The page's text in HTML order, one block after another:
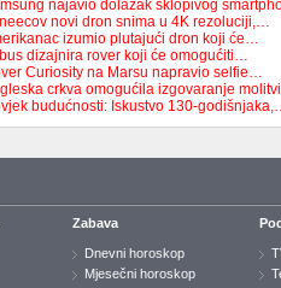
najavio dolazak sklopivog
novi dron snima u 4K rezoluciji,…
izumio plutajući dron koji će…
dizajnira rover koji će omogućiti…
Curiosity na Marsu napravio selfie…
crkva omogućila izgovaranje
budućnosti: Iskustvo 130-
Zabava
Dnevni horoskop
Mjesečni horoskop